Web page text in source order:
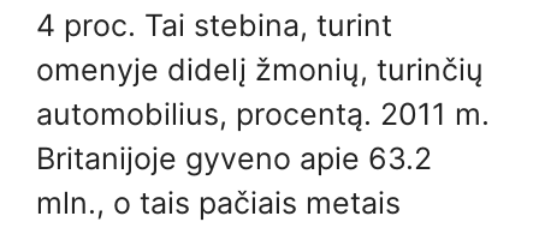
4 proc. Tai stebina, turint
omenyje didelį žmonių, turinčių
automobilius, procentą. 2011 m.
Britanijoje gyveno apie 63.2
mln., o tais pačiais metais